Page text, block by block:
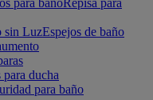
para bañoRepisa para
sin LuzEspejos de baño
ducha
para baño